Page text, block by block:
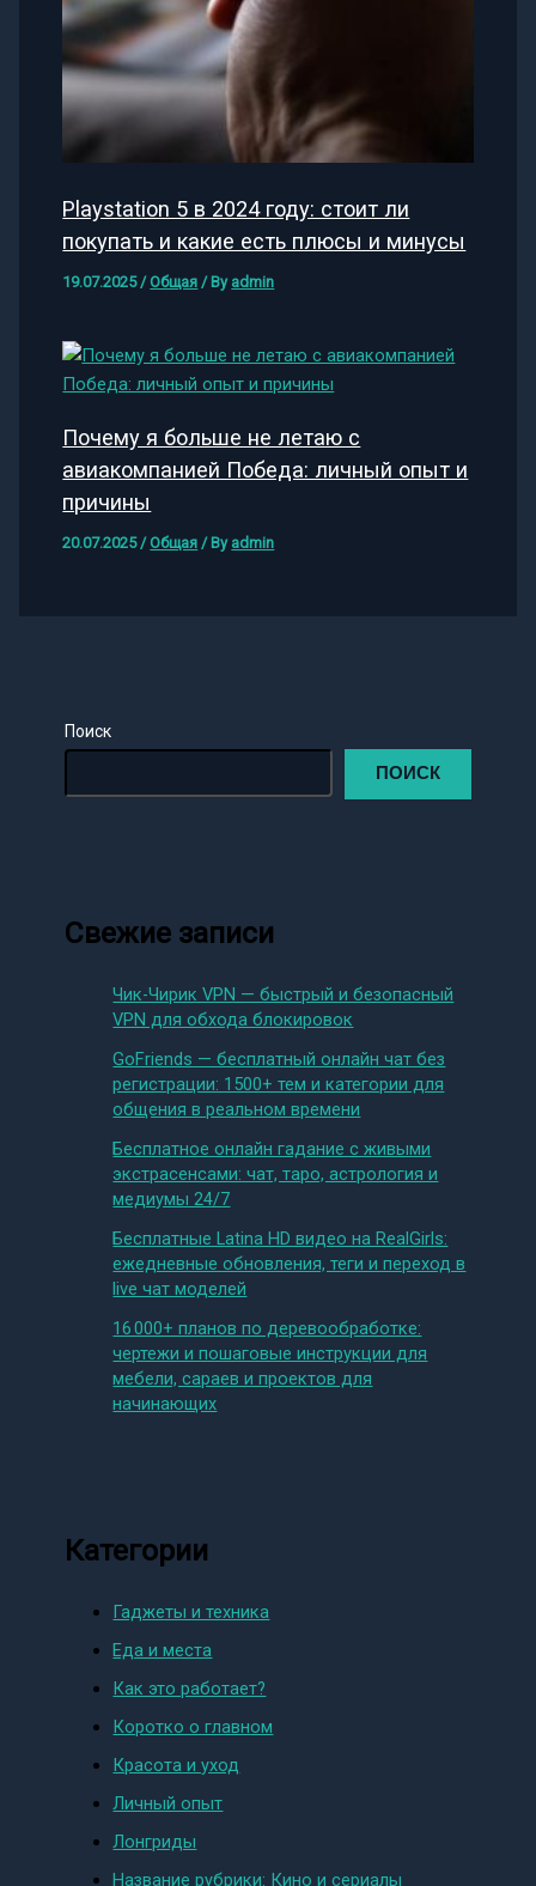
Playstation 5 в 2024 году: стоит ли
покупать и какие есть плюсы и минусы
19.07.2025 /Общая / By admin
Почему я больше не летаю с
авиакомпанией Победа: личный опыт и
причины
20.07.2025 /Общая / By admin
Поиск
ПОИСК
Свежие записи
Чик-Чирик VPN — быстрый и безопасный
VPN для обхода блокировок
GoFriends — бесплатный онлайн чат без
регистрации: 1500+ тем и категории для
общения в реальном времени
Бесплатное онлайн гадание с живыми
экстрасенсами: чат, таро, астрология и
медиумы 24/7
Бесплатные Latina HD видео на RealGirls:
ежедневные обновления, теги и переход в
live чат моделей
16 000+ планов по деревообработке:
чертежи и пошаговые инструкции для
мебели, сараев и проектов для
начинающих
Категории
Гаджеты и техника
Еда и места
Как это работает?
Коротко о главном
Красота и уход
Личный опыт
Лонгриды
Название рубрики: Кино и сериалы